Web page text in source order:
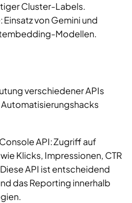
Cluster-Labels.
von Gemini und
-Modellen.
verschiedener APIs
Automatisierungshacks
API: Zugriff auf
Klicks, Impressionen, CTR
API ist entscheidend
das Reporting innerhalb